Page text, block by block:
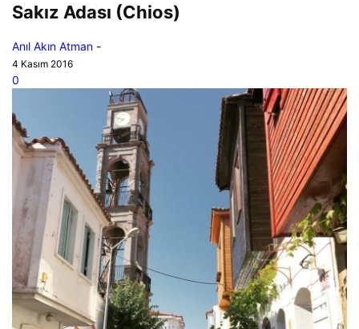
Sakız Adası (Chios)
Anıl Akın Atman -
4 Kasım 2016
0